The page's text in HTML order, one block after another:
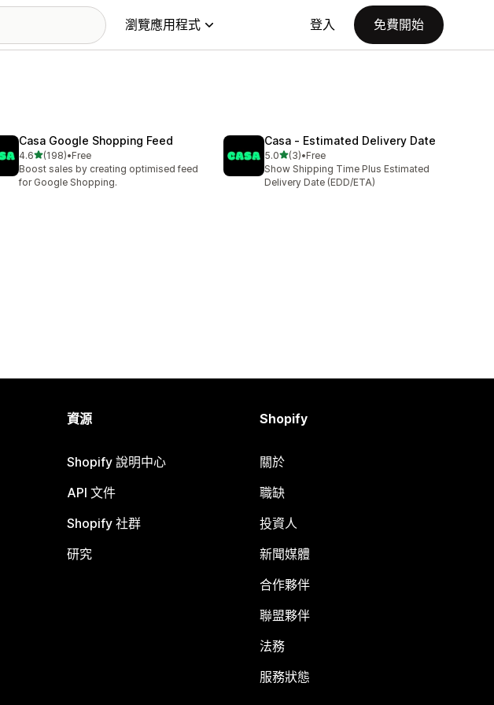
瀏覽應用程式 登入 免費開始
Casa Google Shopping Feed
4.6滿分 5 顆星
(198)
共有 198 則評價
•Free
Boost sales by creating optimised feed
for Google Shopping.
Casa ‑ Estimated Delivery Date
5.0滿分 5 顆星
(3)
共有 3 則評價
•Free
Show Shipping Time Plus Estimated
Delivery Date (EDD/ETA)
資源
Shopify 說明中心
API 文件
Shopify 社群
研究
Shopify
關於
職缺
投資人
新聞媒體
合作夥伴
聯盟夥伴
法務
服務狀態